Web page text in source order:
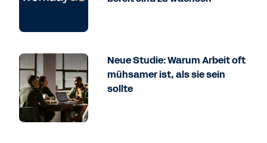
Neue Studie: Warum Arbeit oft
mühsamer ist, als sie sein
sollte